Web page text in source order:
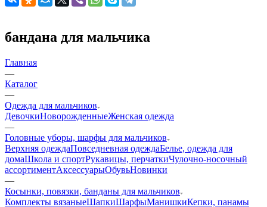
бандана для мальчика
Главная
—
Каталог
—
Одежда для мальчиков
ДевочкиНоворожденныеЖенская одежда
—
Головные уборы, шарфы для мальчиков
Верхняя одеждаПовседневная одеждаБелье, одежда для
домаШкола и спортРукавицы, перчаткиЧулочно-носочный
ассортиментАксессуарыОбувьНовинки
—
Косынки, повязки, банданы для мальчиков
Комплекты вязаныеШапкиШарфыМанишкиКепки, панамы